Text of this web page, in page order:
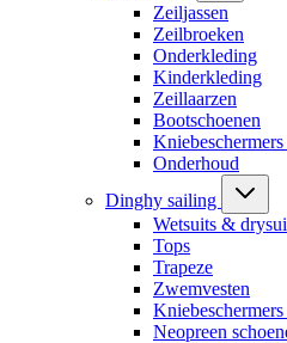
Zeiljassen
Zeilbroeken
Onderkleding
Kinderkleding
Zeillaarzen
Bootschoenen
Onderhoud
Dinghy sailing
Wetsuits &
Tops
Trapeze
Zwemvesten
Neopreen